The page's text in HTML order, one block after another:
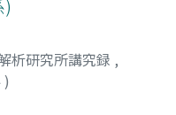
析研究所講究録 ,
)